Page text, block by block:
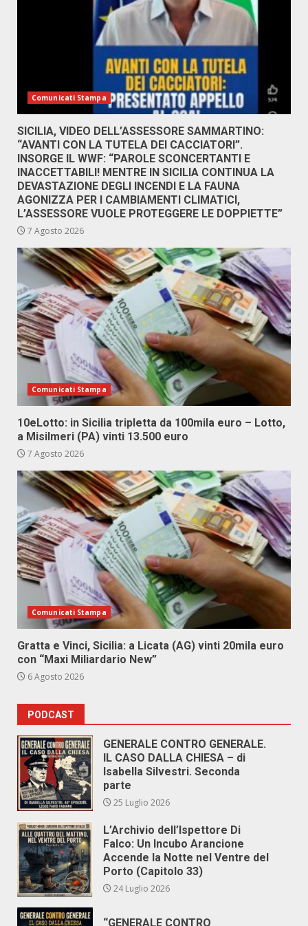
Comunicati Stampa
SICILIA, VIDEO DELL’ASSESSORE SAMMARTINO:
“AVANTI CON LA TUTELA DEI CACCIATORI”.
INSORGE IL WWF: “PAROLE SCONCERTANTI E
INACCETTABILI! MENTRE IN SICILIA CONTINUA LA
DEVASTAZIONE DEGLI INCENDI E LA FAUNA
AGONIZZA PER I CAMBIAMENTI CLIMATICI,
L’ASSESSORE VUOLE PROTEGGERE LE DOPPIETTE”
7 Agosto 2026
Comunicati Stampa
10eLotto: in Sicilia tripletta da 100mila euro – Lotto,
a Misilmeri (PA) vinti 13.500 euro
7 Agosto 2026
Comunicati Stampa
Gratta e Vinci, Sicilia: a Licata (AG) vinti 20mila euro
con “Maxi Miliardario New”
6 Agosto 2026
PODCAST
GENERALE CONTRO GENERALE.
IL CASO DALLA CHIESA – di
Isabella Silvestri. Seconda
parte
25 Luglio 2026
L’Archivio dell’Ispettore Di
Falco: Un Incubo Arancione
Accende la Notte nel Ventre del
Porto (Capitolo 33)
24 Luglio 2026
“GENERALE CONTRO